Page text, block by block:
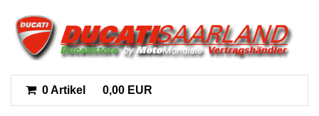
0 Artikel 0,00 EUR